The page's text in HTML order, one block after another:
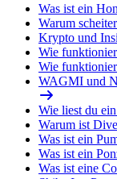
Was ist ein
Warum
Krypto und
Wie
Wie
WAGMI und
Wie liest du
Warum ist
Was ist ein
Was ist ein
Was ist eine